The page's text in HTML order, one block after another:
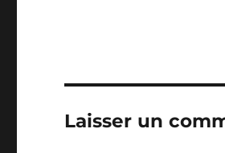
Laisser un